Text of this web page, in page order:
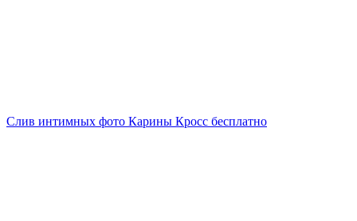
Слив интимных фото Карины Кросс бесплатно